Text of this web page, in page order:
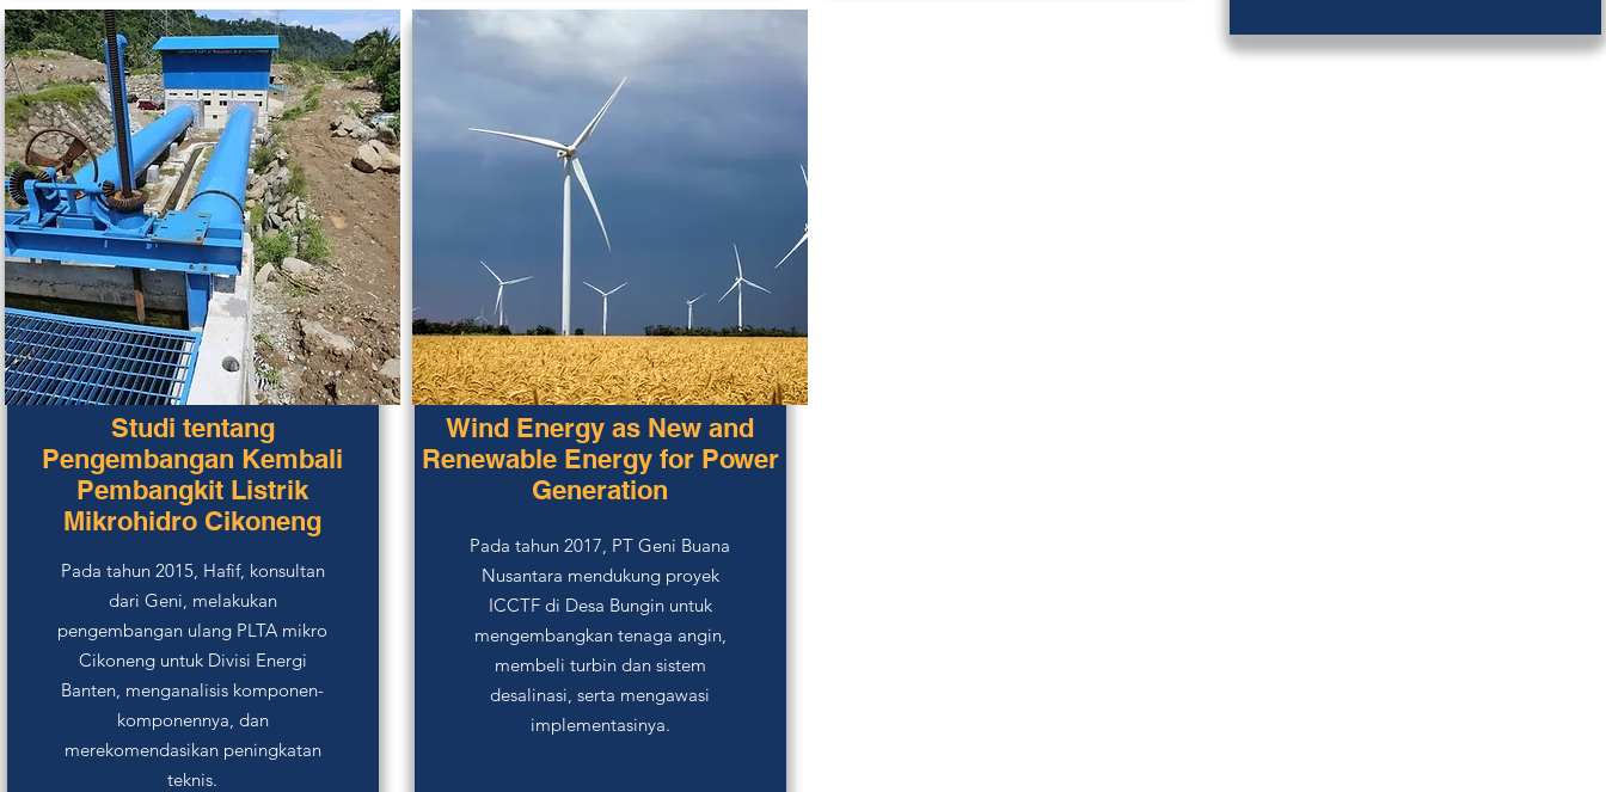
Studi tentang
Pengembangan Kembali
Pembangkit Listrik
Mikrohidro Cikoneng
Pada tahun 2015, Hafif, konsultan
dari Geni, melakukan
pengembangan ulang PLTA mikro
Cikoneng untuk Divisi Energi
Banten, menganalisis komponen-
komponennya, dan
merekomendasikan peningkatan
teknis.
Wind Energy as New and
Renewable Energy for Power
Generation
Pada tahun 2017, PT Geni Buana
Nusantara mendukung proyek
ICCTF di Desa Bungin untuk
mengembangkan tenaga angin,
membeli turbin dan sistem
desalinasi, serta mengawasi
implementasinya.